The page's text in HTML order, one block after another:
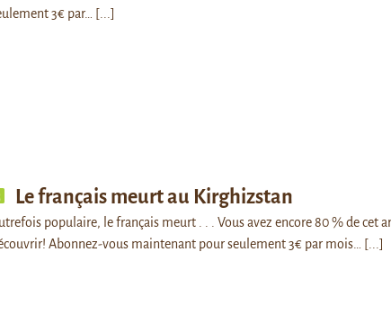
3€ par…
[...]
Le français meurt au Kirghizstan
populaire, le français meurt . . . Vous avez encore 80 % de cet
Abonnez-vous maintenant pour seulement 3€ par mois…
[...]